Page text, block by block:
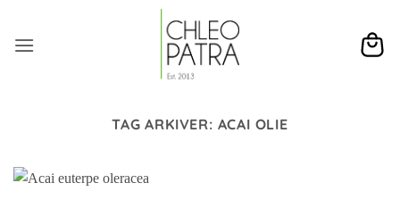
indhold
TAG ARKIVER: ACAI OLIE